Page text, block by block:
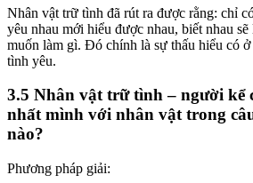
Nhân vật trữ tình đã rút ra được rằng: chỉ
yêu nhau mới hiểu được nhau, biết nhau
muốn làm gì. Đó chính là sự thấu hiểu có
tình yêu.
3.5 Nhân vật trữ tình – người kể
nhất mình với nhân vật trong
nào?
Phương pháp giải: